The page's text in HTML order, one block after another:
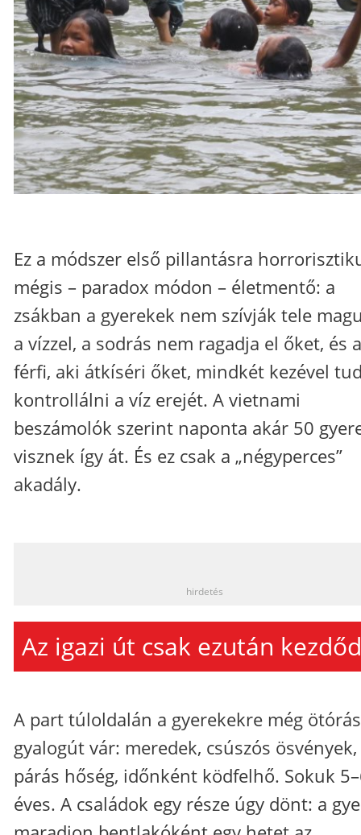
Ez a módszer első pillantásra
mégis – paradox módon – életmentő: a
zsákban a gyerekek nem szívják tele
a vízzel, a sodrás nem ragadja el őket, és a
férfi, aki átkíséri őket, mindkét kezével
kontrollálni a víz erejét. A vietnami
beszámolók szerint naponta akár 50
visznek így át. És ez csak a „négyperces”
akadály.
hirdetés
Az igazi út csak ezután
A part túloldalán a gyerekekre még ötórás
gyalogút vár: meredek, csúszós
párás hőség, időnként ködfelhő. Sokuk
éves. A családok egy része úgy dönt: a